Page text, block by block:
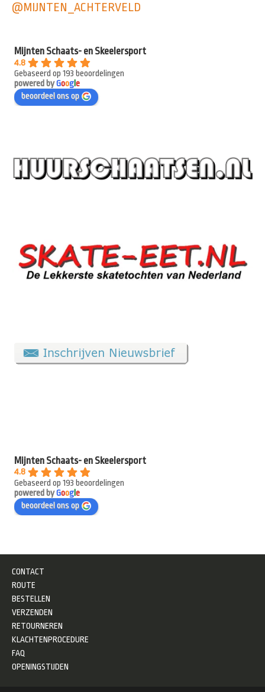
@MIJNTEN_ACHTERVELD
Mijnten Schaats- en Skeelersport
4.8
Gebaseerd op 193 beoordelingen
powered byGooge
beoordeel ons op
Mijnten Schaats- en Skeelersport
4.8
Gebaseerd op 193 beoordelingen
powered byGooge
beoordeel ons op
CONTACT
ROUTE
BESTELLEN
VERZENDEN
RETOURNEREN
KLACHTENPROCEDURE
FAQ
OPENINGSTIJDEN